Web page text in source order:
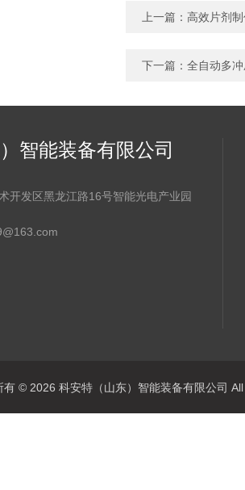
上一篇： 高效片剂
下一篇： 全自动多
智能装备有限公司
开发区黑龙江路16号智能光电产业园
有 © 2026 科安特（山东）智能装备有限公